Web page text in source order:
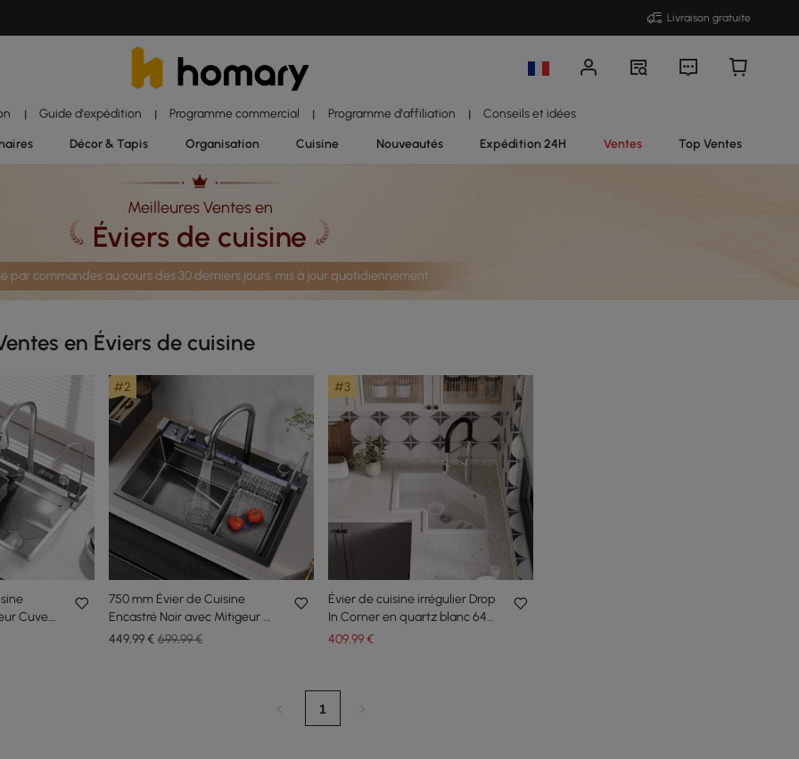
Livraison gratuite
| Guide d'expédition | Programme commercial | Programme d'affiliation | Conseils et idées
Décor & Tapis Organisation Cuisine Nouveautés Expédition 24H Ventes Top Ventes
Meilleures Ventes en
Éviers de cuisine
par commandes au cours des 30 derniers jours, mis à jour quotidiennement
en Éviers de cuisine
Cuve
#2
750 mm Évier de Cuisine
Encastré Noir avec Mitigeur à
Cuve Unique en Acier
449,99€ 699,99 €
#3
Évier de cuisine irrégulier Drop
In Corner en quartz blanc 640
mm
409,99€
1